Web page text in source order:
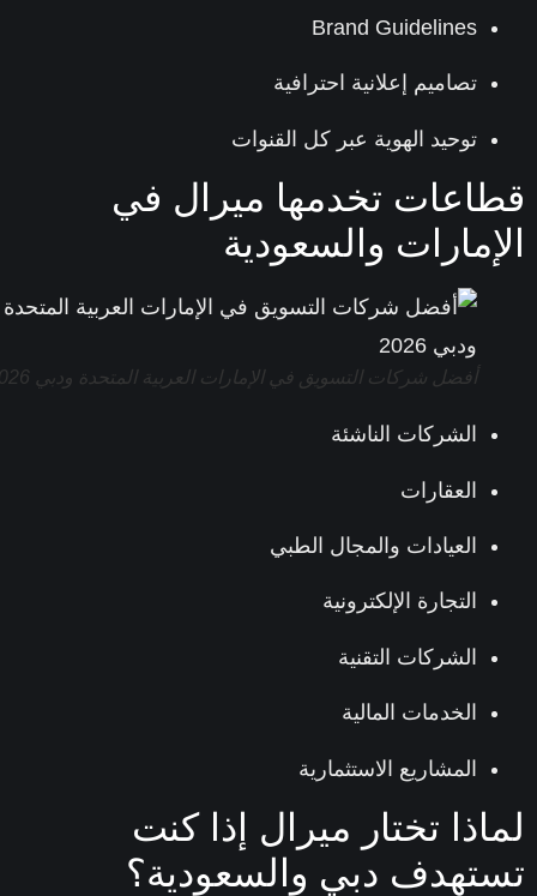
Brand Guidelines
تصاميم إعلانية احترافية
توحيد الهوية عبر كل القنوات
تخدمها ميرال في
والسعودية
أفضل شركات التسويق في الإمارات العربية المتحدة ودبي 2026
الشركات الناشئة
العقارات
العيادات والمجال الطبي
التجارة الإلكترونية
الشركات التقنية
الخدمات المالية
المشاريع الاستثمارية
تختار ميرال إذا كنت
دبي والسعودية؟